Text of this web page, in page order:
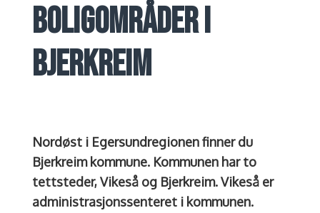
BOLIGOMRÅDER I
BJERKREIM
Nordøst i Egersundregionen finner du
Bjerkreim kommune. Kommunen har to
tettsteder, Vikeså og Bjerkreim. Vikeså er
administrasjonssenteret i kommunen.